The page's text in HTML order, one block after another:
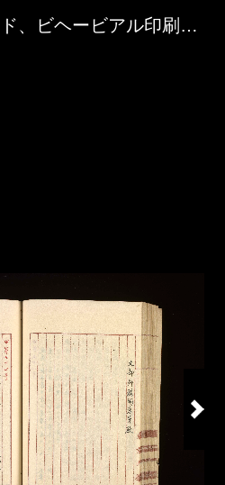
カルチユール、ヱンド、ビヘービアル印刷ノ件